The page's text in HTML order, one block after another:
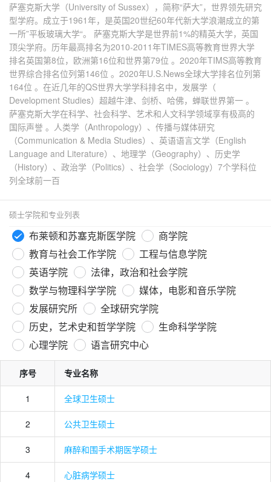
萨塞克斯大学（University of Sussex），简称“萨大”，世界领先研究
型学府。成立于1961年，是英国20世纪60年代新大学浪潮成立的第
一所”平板玻璃大学“。 萨塞克斯大学是世界前1%的精英大学，英国
顶尖学府。历年最高排名为2010-2011年TIMES高等教育世界大学
排名英国第8位，欧洲第16位和世界第79位 。2020年TIMS高等教育
世界综合排名位列第146位 。2020年U.S.News全球大学排名位列第
164位 。在近几年的QS世界大学学科排名中，发展学（
Development Studies）超越牛津、剑桥、哈佛，蝉联世界第一 。
萨塞克斯大学在科学、社会科学、艺术和人文科学领域享有极高的
国际声誉 。人类学（Anthropology）、传播与媒体研究
（Communication & Media Studies）、英语语言文学（English
Language and Literature）、地理学（Geography）、历史学
（History）、政治学（Politics）、社会学（Sociology）7个学科位
列全球前一百
硕士学院和专业列表
布莱顿和苏塞克斯医学院
商学院
教育与社会工作学院
工程与信息学院
英语学院
法律，政治和社会学院
数学与物理科学学院
媒体，电影和音乐学院
发展研究所
全球研究学院
历史，艺术史和哲学学院
生命科学学院
心理学院
语言研究中心
序号 专业名称
1 全球卫生硕士
2 公共卫生硕士
3 麻醉和围手术期医学硕士
4 心脏病学硕士